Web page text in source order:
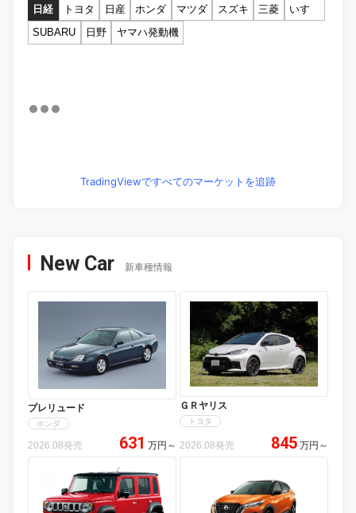
日経 トヨタ 日産 ホンダ マツダ スズキ 三菱
いすゞ
SUBARU
日野 ヤマハ発動機
TradingViewですべてのマーケットを追跡
New Car 新車種情報
プレリュード
ホンダ
2026.08発売 631 万円 ～
ＧＲヤリス
トヨタ
2026.08発売 845 万円 ～